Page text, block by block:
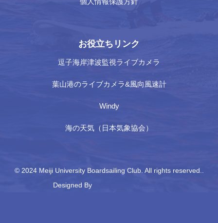
お役立ちリンク
逗子海岸津波監視ライブカメラ
葉山港のライブカメラ&風向風速計
Windy
海の天気（日本気象協会）
© 2024 Meiji University Boardsailing Club. All rights reserved..
Designed By